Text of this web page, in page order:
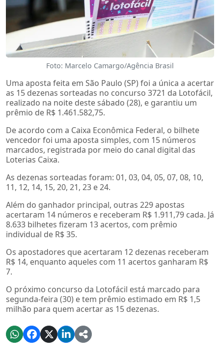
Foto: Marcelo Camargo/Agência Brasil
Uma aposta feita em São Paulo (SP) foi a única a acertar
as 15 dezenas sorteadas no concurso 3721 da Lotofácil,
realizado na noite deste sábado (28), e garantiu um
prêmio de R$ 1.461.582,75.
De acordo com a Caixa Econômica Federal, o bilhete
vencedor foi uma aposta simples, com 15 números
marcados, registrada por meio do canal digital das
Loterias Caixa.
As dezenas sorteadas foram: 01, 03, 04, 05, 07, 08, 10,
11, 12, 14, 15, 20, 21, 23 e 24.
Além do ganhador principal, outras 229 apostas
acertaram 14 números e receberam R$ 1.911,79 cada. Já
8.633 bilhetes fizeram 13 acertos, com prêmio
individual de R$ 35.
Os apostadores que acertaram 12 dezenas receberam
R$ 14, enquanto aqueles com 11 acertos ganharam R$
7.
O próximo concurso da Lotofácil está marcado para
segunda-feira (30) e tem prêmio estimado em R$ 1,5
milhão para quem acertar as 15 dezenas.